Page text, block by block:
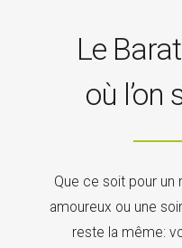
Le
où l’on
Que ce soit pour un
amoureux ou une
reste la même: